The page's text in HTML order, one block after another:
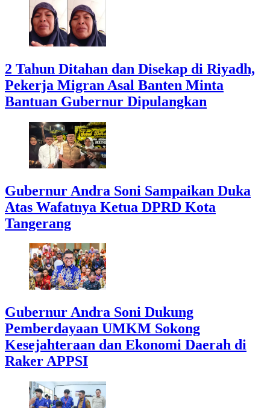
2 Tahun Ditahan dan Disekap di Riyadh,
Pekerja Migran Asal Banten Minta
Bantuan Gubernur Dipulangkan
Gubernur Andra Soni Sampaikan Duka
Atas Wafatnya Ketua DPRD Kota
Tangerang
Gubernur Andra Soni Dukung
Pemberdayaan UMKM Sokong
Kesejahteraan dan Ekonomi Daerah di
Raker APPSI